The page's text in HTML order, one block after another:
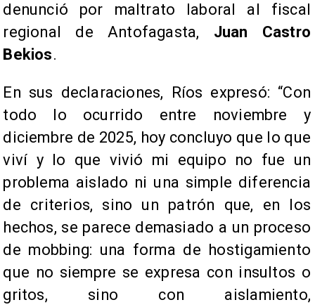
denunció por maltrato laboral al fiscal
regional de Antofagasta, Juan Castro
Bekios.
En sus declaraciones, Ríos expresó: “Con
todo lo ocurrido entre noviembre y
diciembre de 2025, hoy concluyo que lo que
viví y lo que vivió mi equipo no fue un
problema aislado ni una simple diferencia
de criterios, sino un patrón que, en los
hechos, se parece demasiado a un proceso
de mobbing: una forma de hostigamiento
que no siempre se expresa con insultos o
gritos, sino con aislamiento,